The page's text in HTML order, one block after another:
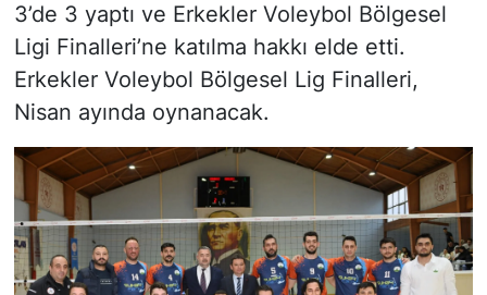
3’de 3 yaptı ve Erkekler Voleybol Bölgesel
Ligi Finalleri’ne katılma hakkı elde etti.
Erkekler Voleybol Bölgesel Lig Finalleri,
Nisan ayında oynanacak.